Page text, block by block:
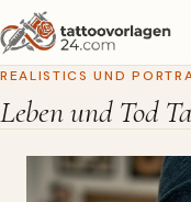
REALISTICS UND
Leben und Tod